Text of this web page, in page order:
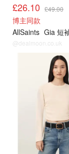
£26.10 £49.00
博主同款
AllSaints Gia 短
@dealmoon.co.uk